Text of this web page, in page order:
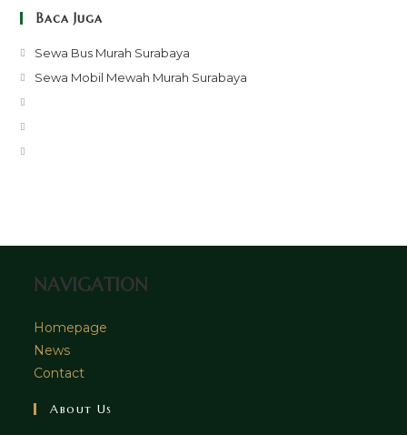
Baca Juga
Sewa Bus Murah Surabaya
in
Sewa Mobil Mewah Murah Surabaya
tab
NAVIGATION
Homepage
News
Contact
About Us